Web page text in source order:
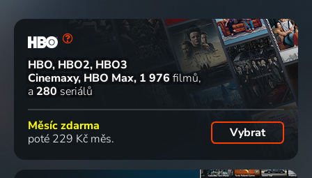
HBO, HBO2, HBO3
Cinemaxy, HBO Max 1 976 filmů
a 280 seriálů
Měsíc zdarma
poté 229 Kč měs.
Vybrat